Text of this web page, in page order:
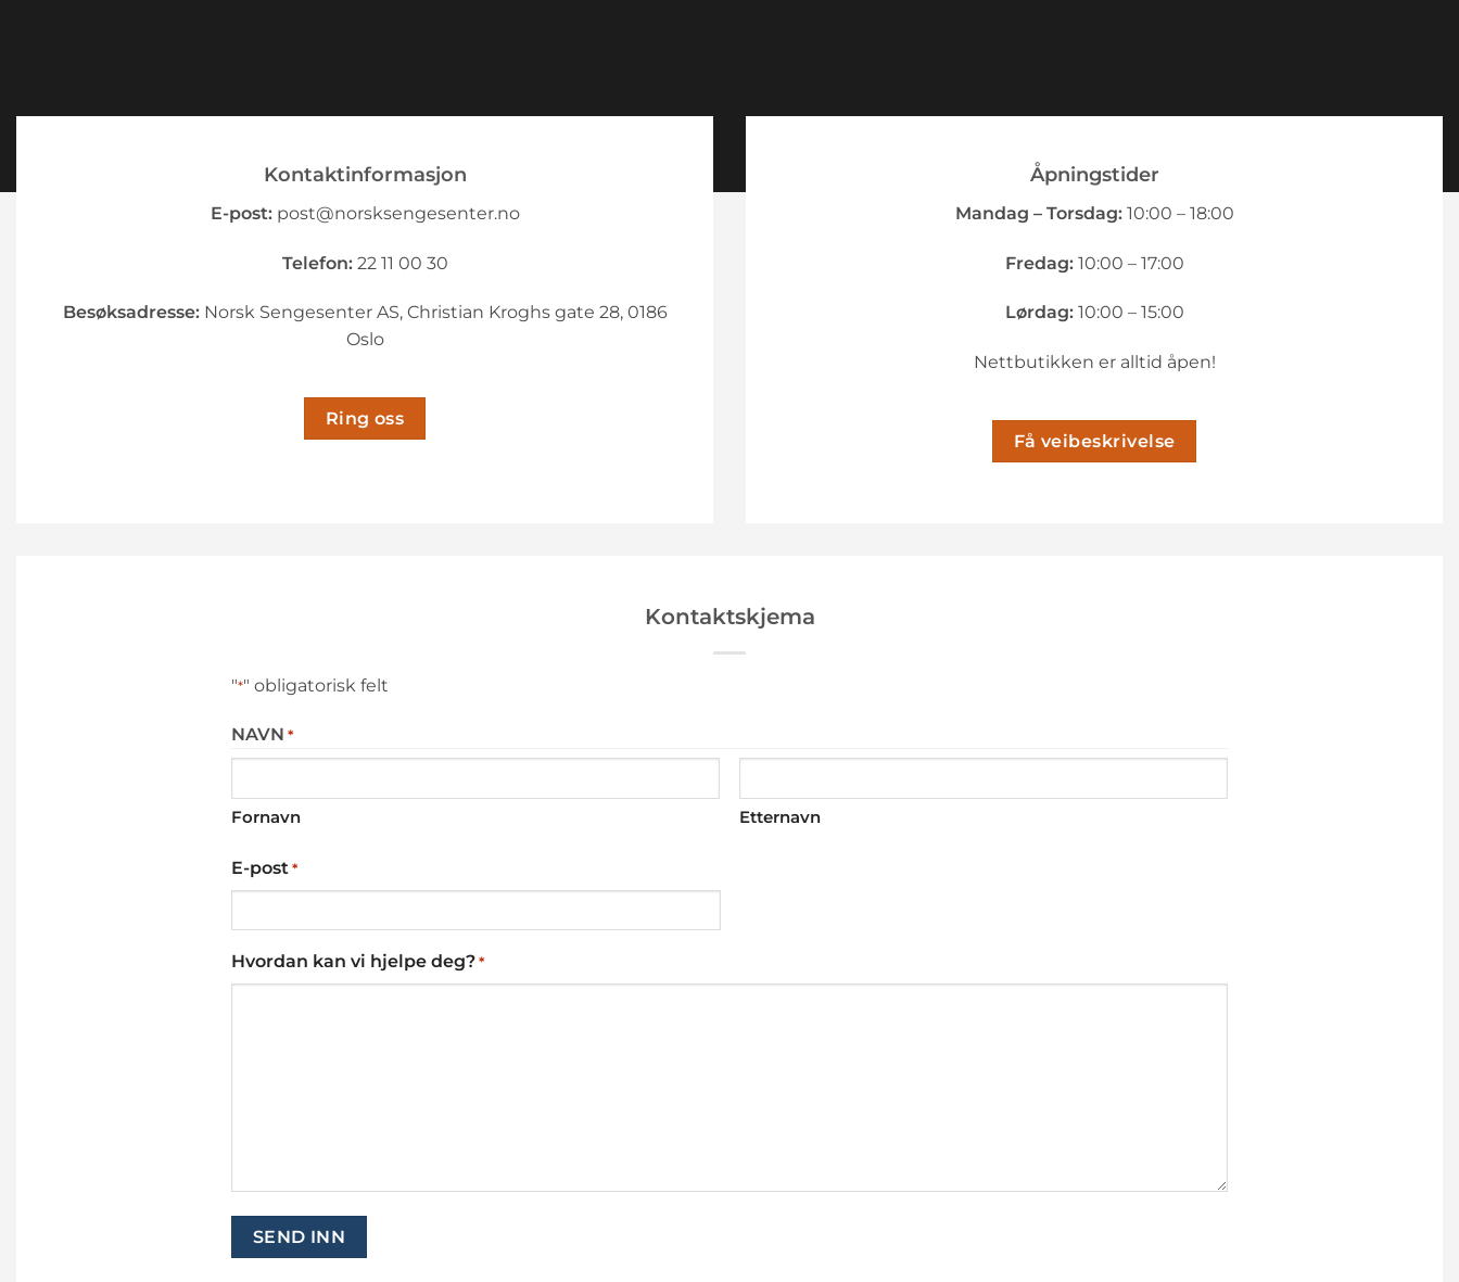
Kontaktinformasjon
E-post: post@norsksengesenter.no
Telefon:22 11 00 30
Besøksadresse:Norsk Sengesenter AS, Christian Kroghs gate 28, 0186
Oslo
Ring oss
Åpningstider
Mandag – Torsdag:10:00 – 18:00
Fredag:10:00 – 17:00
Lørdag:10:00 – 15:00
Nettbutikken er alltid åpen!
Få veibeskrivelse
Kontaktskjema
"*" obligatorisk felt
NAVN *
Fornavn Etternavn
E-post *
Hvordan kan vi hjelpe deg? *